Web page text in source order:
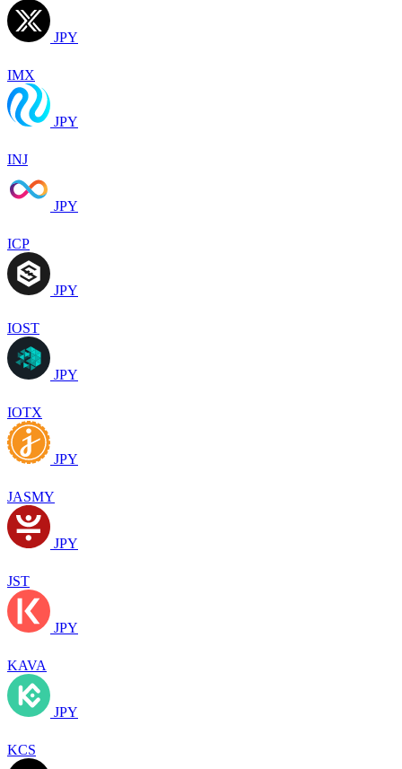
JPY
IMX
JPY
INJ
JPY
ICP
JPY
IOST
JPY
IOTX
JPY
JASMY
JPY
JST
JPY
KAVA
JPY
KCS